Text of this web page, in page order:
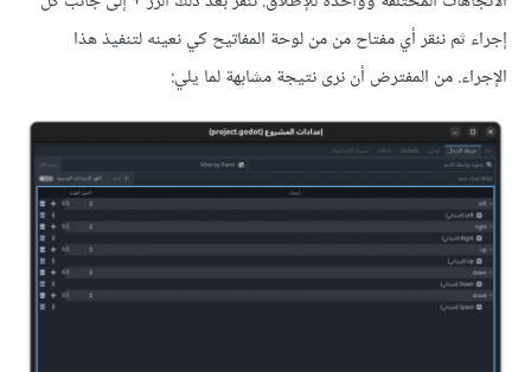
إجراء ثم ننقر أي مفتاح من من لوحة المفاتيح كي نعينه لتنفيذ هذا
الإجراء. من المفترض أن نرى نتيجة مشابهة لما يلي: